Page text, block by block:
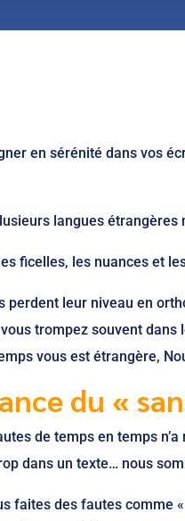
en sérénité dans vos
langues
ficelles, les nuances et
perdent leur niveau en
trompez souvent
vous est étrangère,
du «
de temps en temps
dans un texte… nous
faites des fautes comme